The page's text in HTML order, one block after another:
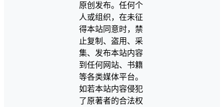
原创发布。任何个
人或组织，在未征
得本站同意时，禁
止复制、盗用、采
集、发布本站内容
到任何网站、书籍
等各类媒体平台。
如若本站内容侵犯
了原著者的合法权